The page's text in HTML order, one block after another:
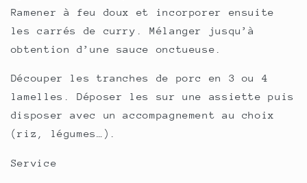
Ramener à feu doux et incorporer ensuite
les carrés de curry. Mélanger jusqu’à
obtention d’une sauce onctueuse.
Découper les tranches de porc en 3 ou 4
lamelles. Déposer les sur une assiette puis
disposer avec un accompagnement au choix
(riz, légumes…).
Service